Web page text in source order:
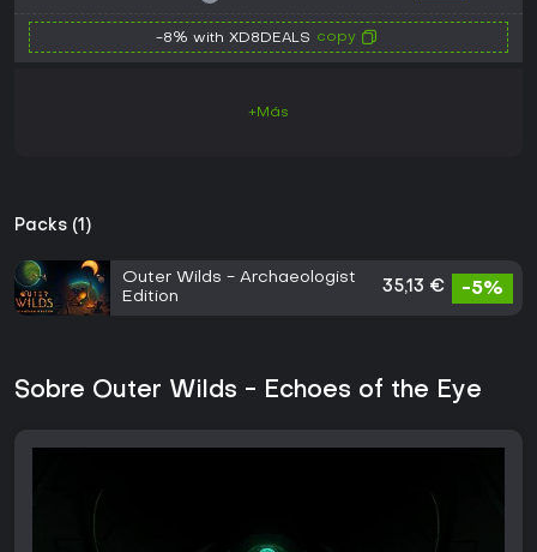
-8% with XD8DEALS copy
+Más
Packs (1)
Outer Wilds - Archaeologist
Edition
35,13 € -5%
Sobre Outer Wilds - Echoes of the Eye